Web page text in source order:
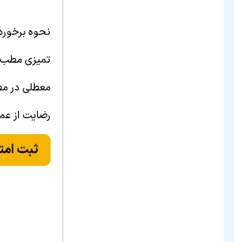
نحوه
تمیزی مطب
معطلی در
رضایت از
ثبت